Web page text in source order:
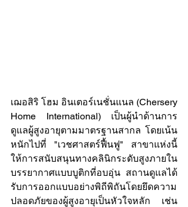
เฌอสิริ โฮม อินเตอร์เนชั่นแนล (Chersery
Home International) เป็นผู้นำด้านการ
ดูแลผู้สูงอายุตามมาตรฐานสากล โดยเน้น
หนักไปที่ "เวชศาสตร์ฟื้นฟู" สาขาแห่งนี้
ให้การสนับสนุนทางคลินิกระดับสูงภายใน
บรรยากาศแบบบูติกที่อบอุ่น สถานดูแลได้
รับการออกแบบอย่างพิถีพิถันโดยยึดความ
ปลอดภัยของผู้สูงอายุเป็นหัวใจหลัก เช่น